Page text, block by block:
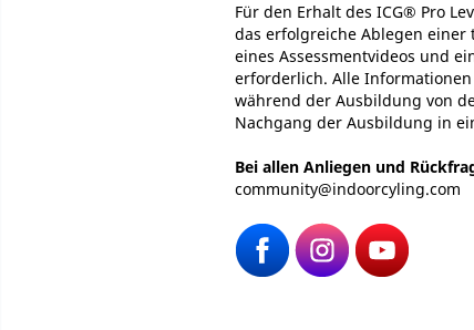
Für den Erhalt des ICG® Pro
das erfolgreiche Ablegen einer
eines Assessmentvideos und
erforderlich. Alle
während der Ausbildung von
Nachgang der Ausbildung in
Bei allen Anliegen und
community@indoorcyling.com